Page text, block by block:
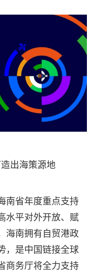
出海策源地
南省年度重点支持
水平对外开放、赋
海南拥有自贸港政
，是中国链接全球
商务厅将全力支持